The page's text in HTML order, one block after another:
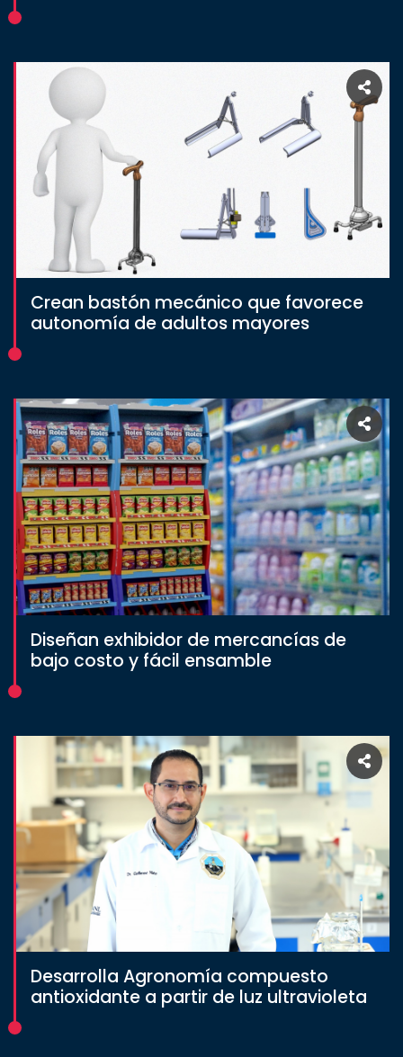
Crean bastón mecánico que favorece
autonomía de adultos mayores
Diseñan exhibidor de mercancías de
bajo costo y fácil ensamble
Desarrolla Agronomía compuesto
antioxidante a partir de luz ultravioleta